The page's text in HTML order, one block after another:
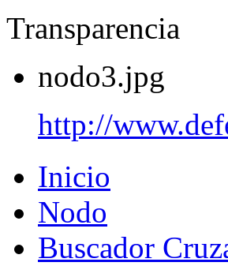
Transparencia
nodo3.jpg
http://
Inicio
Nodo
Buscador